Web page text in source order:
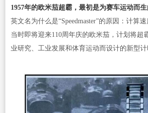
1957年的欧米茄超霸，最初是为赛车运动而
英文名为什么是“Speedmaster”的原因：计算
当时即将迎来110周年庆的欧米茄，计划将超
业研究、工业发展和体育运动而设计的新型计